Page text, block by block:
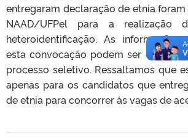
entregaram declaração de etnia
NAAD/UFPel para a realização
heteroidentificação. As
esta convocação podem ser
processo seletivo. Ressaltamos que
apenas para os candidatos que
de etnia para concorrer às vagas de